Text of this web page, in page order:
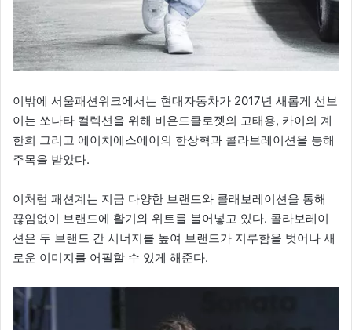
이밖에 서울패션위크에서는 현대자동차가 2017년 새롭게 선보
이는 쏘나타 컬렉션을 위해 비욘드클로젯의 고태용, 카이의 계
한희 그리고 에이치에스에이의 한상혁과 콜라보레이션을 통해
주목을 받았다.
이처럼 패션계는 지금 다양한 브랜드와 콜래보레이션을 통해
끊임없이 브랜드에 활기와 위트를 불어넣고 있다. 콜라보레이
션은 두 브랜드 간 시너지를 높여 브랜드가 지루함을 벗어나 새
로운 이미지를 어필할 수 있게 해준다.